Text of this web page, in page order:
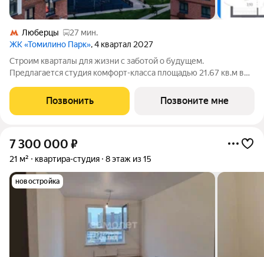
Люберцы
27 мин.
ЖК «Томилино Парк», 4 квартал 2027
Строим кварталы для жизни с заботой о будущем.
Предлагается студия комфорт-класса площадью 21.67 кв.м в
комплексе "Томилино Парк".Квартира комплекса на выбор:
может быть как с отделкой, так и без. В
Позвонить Позвоните мне
7 300 000 ₽
21 м² квартира-студия 8 этаж из 15
новостройка